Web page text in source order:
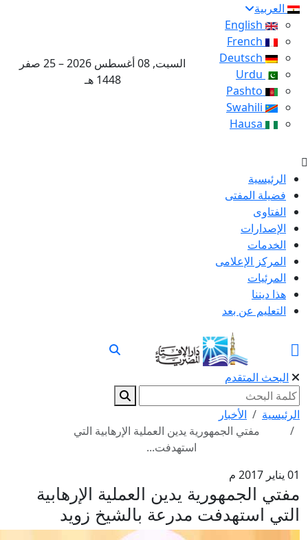
العربية
السبت, 08 أغسطس 2026 – 25 صفر
1448 هـ
الرئيسية
فضيلة المفتى
الفتاوى
الإصدارات
الخدمات
المركز الإعلامى
المرئيات
هذا ديننا
التعليم عن بعد
البحث المتقدم
الأخبار
مفتي الجمهورية يدين العملية الإرهابية التي
استهدفت...
الجمهورية يدين العملية الإرهابية
استهدفت مدرعة بالشيخ زويد